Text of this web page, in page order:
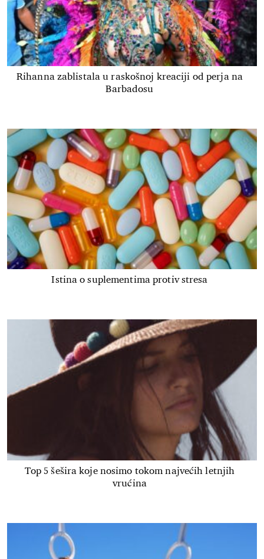
Rihanna zablistala u raskošnoj kreaciji od perja na
Barbadosu
Istina o suplementima protiv stresa
Top 5 šešira koje nosimo tokom najvećih letnjih
vrućina